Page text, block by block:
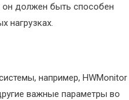
он должен быть способен
нагрузках.
например, HWMonitor
важные параметры во